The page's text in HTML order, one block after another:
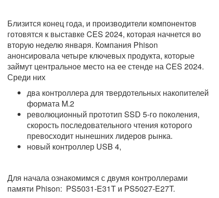
Близится конец года, и производители компонентов
готовятся к выставке CES 2024, которая начнется во
вторую неделю января. Компания Phison
анонсировала четыре ключевых продукта, которые
займут центральное место на ее стенде на CES 2024.
Среди них
два контроллера для твердотельных накопителей
формата M.2
революционный прототип SSD 5-го поколения,
скорость последовательного чтения которого
превосходит нынешних лидеров рынка.
новый контроллер USB 4,
Для начала ознакомимся с двумя контроллерами
памяти Phison: PS5031-E31T и PS5027-E27T.